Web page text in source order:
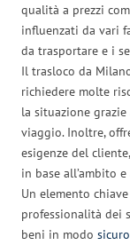
qualità a prezzi
influenzati da vari
da trasportare e i
Il trasloco da
richiedere molte
la situazione
viaggio. Inoltre,
esigenze del
in base all’ambito
Un elemento
professionalità dei
beni in modo sicuro